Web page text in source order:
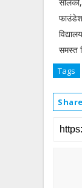
समस्त
Tags